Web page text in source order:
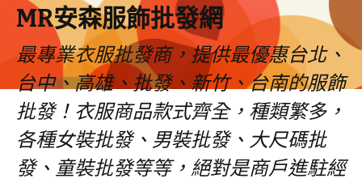
MR安森服飾批發網
最專業衣服批發商，提供最優惠台北、
台中、高雄、批發、新竹、台南的服飾
批發！衣服商品款式齊全，種類繁多，
各種女裝批發、男裝批發、大尺碼批
發、童裝批發等等，絕對是商戶進駐經